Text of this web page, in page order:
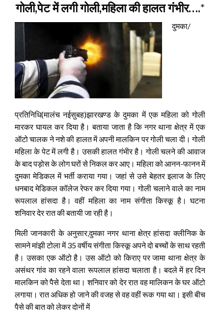
गोली,पेट में लगी गोली,महिला की हालत गंभीर….*
दुमका/
प्रतिनिधि(मालंच नईसुबह)झारखण्ड के दुमका में एक महिला को गोली
मारकर घायल कर दिया है। बताया जाता है कि नगर थाना क्षेत्र में एक
ऑटो चालक ने नशे की हालत में अपनी मालकिन पर गोली चला दी। गोली
महिला के पेट में लगी है। उसकी हालत गंभीर है। गोली चलने की आवाज
के बाद पड़ोस के लोग घरों से निकल कर आए। महिला को आनन-फानन में
दुमका मेडिकल में भर्ती कराया गया। जहां से उसे बेहतर इलाज के लिए
धनबाद मेडिकल कॉलेज रेफर कर दिया गया। गोली चलाने वाले का नाम
रूपलाल हांसदा है। वहीं महिला का नाम संगीता किस्कू है। घटना
शनिवार देर रात की बतायी जा रही है।
मिली जानकारी के अनुसार,दुमका नगर थाना क्षेत्र हांसदा क्लीनिक के
सामने मांझी टोला में 35 वर्षीय संगीता किस्कू अपने दो बच्चों के साथ रहती
है। उसका एक ऑटो है। उस ऑटो को किराए पर जामा थाना क्षेत्र के
असंथर गांव का रहने वाला रूपलाल हांसदा चलाता है। बदले में हर दिन
मालकिन को पैसे देता था। शनिवार को देर रात वह मालिकन के घर ऑटो
लगाया। रात अधिक हो जाने की वजह से वह वहीं रूक गया था। इसी बीच
पैसे की बात को लेकर दोनों में